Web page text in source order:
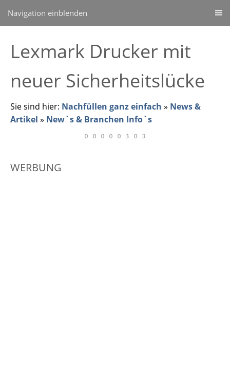
Navigation einblenden
Lexmark Drucker mit
neuer Sicherheitslücke
Sie sind hier: Nachfüllen ganz einfach » News &
Artikel » New`s & Branchen Info`s
WERBUNG